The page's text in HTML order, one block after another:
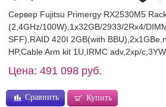
Сервер Fujitsu Primergy RX2530M5
(2,4GHz/100W),1x32GB/2933/2Rx4/
SFF),RAID 420I 2GB(with
HP,Cable Arm kit 1U,IRMC adv,2xp/c,3YW
Цена: 491 098 руб.
Сравнить Купить